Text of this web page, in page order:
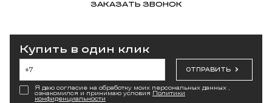
ЗАКАЗАТЬ ЗВОНОК
Купить в один клик
ОТПРАВИТЬ
Я даю согласие на обработку моих персональных данных ,
ознакомился и принимаю условия Политики
конфиденциальности